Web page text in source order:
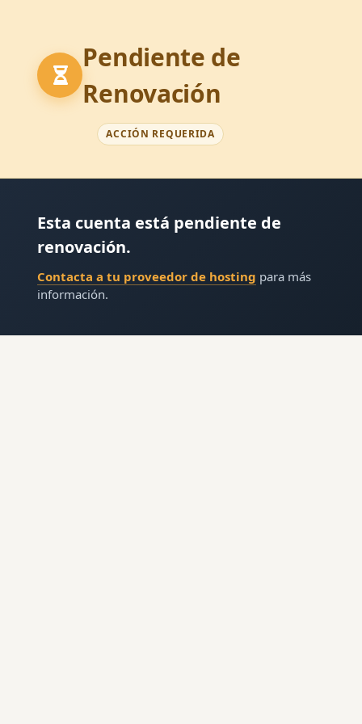
Pendiente de
Renovación
ACCIÓN REQUERIDA
Esta cuenta está pendiente de
renovación.
Contacta a tu proveedor de hosting para más
información.